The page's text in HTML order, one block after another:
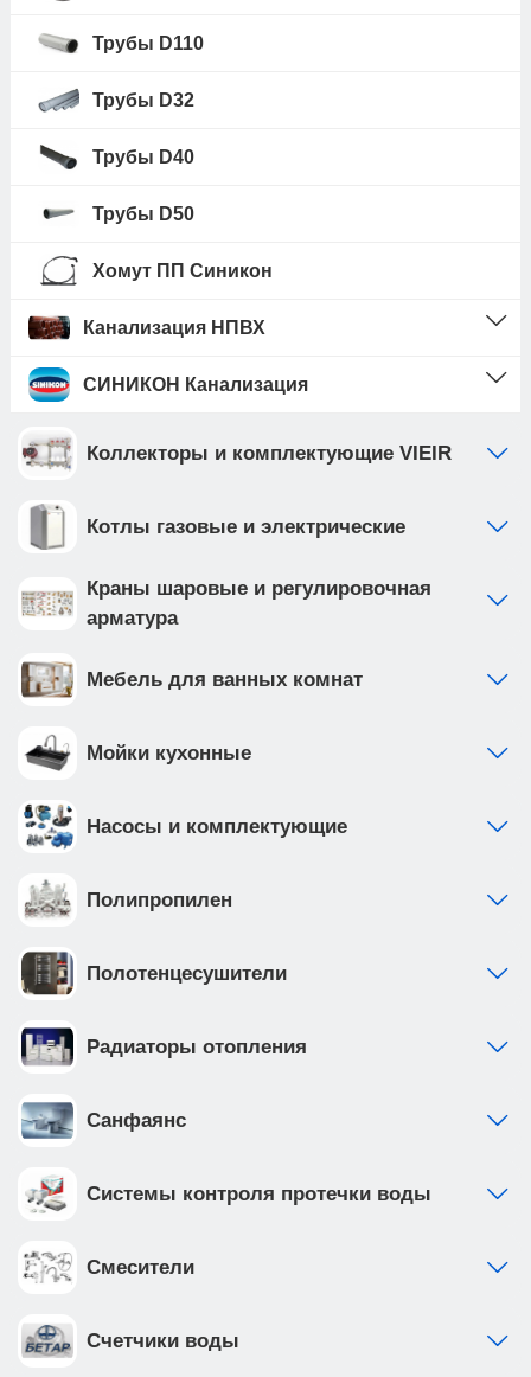
Трубы D110
Трубы D32
Трубы D40
Трубы D50
Хомут ПП Синикон
Канализация НПВХ
СИНИКОН Канализация
Коллекторы и комплектующие VIEIR
Котлы газовые и электрические
Краны шаровые и регулировочная
арматура
Мебель для ванных комнат
Мойки кухонные
Насосы и комплектующие
Полипропилен
Полотенцесушители
Радиаторы отопления
Санфаянс
Системы контроля протечки воды
Смесители
Счетчики воды